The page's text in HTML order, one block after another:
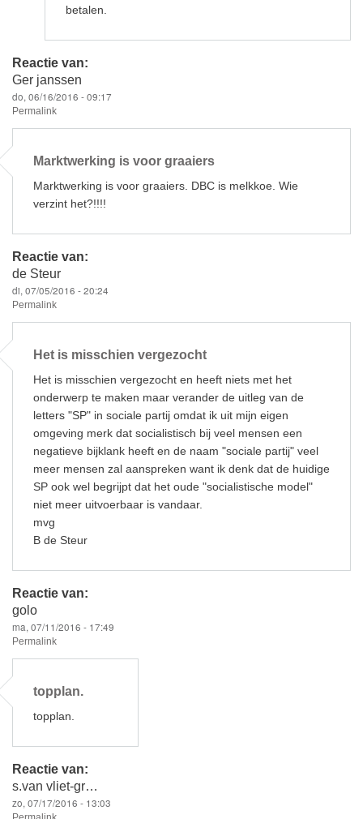
pj
groen
betalen.
Reactie van:
Ger janssen
do, 06/16/2016 - 09:17
Permalink
Marktwerking is voor graaiers
Marktwerking is voor graaiers. DBC is melkkoe. Wie
verzint het?!!!!
Reactie van:
de Steur
di, 07/05/2016 - 20:24
Permalink
Het is misschien vergezocht
Het is misschien vergezocht en heeft niets met het
onderwerp te maken maar verander de uitleg van de
letters "SP" in sociale partij omdat ik uit mijn eigen
omgeving merk dat socialistisch bij veel mensen een
negatieve bijklank heeft en de naam "sociale partij" veel
meer mensen zal aanspreken want ik denk dat de huidige
SP ook wel begrijpt dat het oude "socialistische model"
niet meer uitvoerbaar is vandaar.
mvg
B de Steur
Reactie van:
golo
ma, 07/11/2016 - 17:49
Permalink
topplan.
topplan.
Reactie van:
s.van vliet-gr…
zo, 07/17/2016 - 13:03